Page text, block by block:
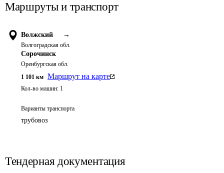
Маршруты и транспорт
Волжский →
Волгоградская обл.
Сорочинск
Оренбургская обл.
1 101 км Маршрут на карте
Кол-во машин: 1
Варианты транспорта
трубовоз
Тендерная документация